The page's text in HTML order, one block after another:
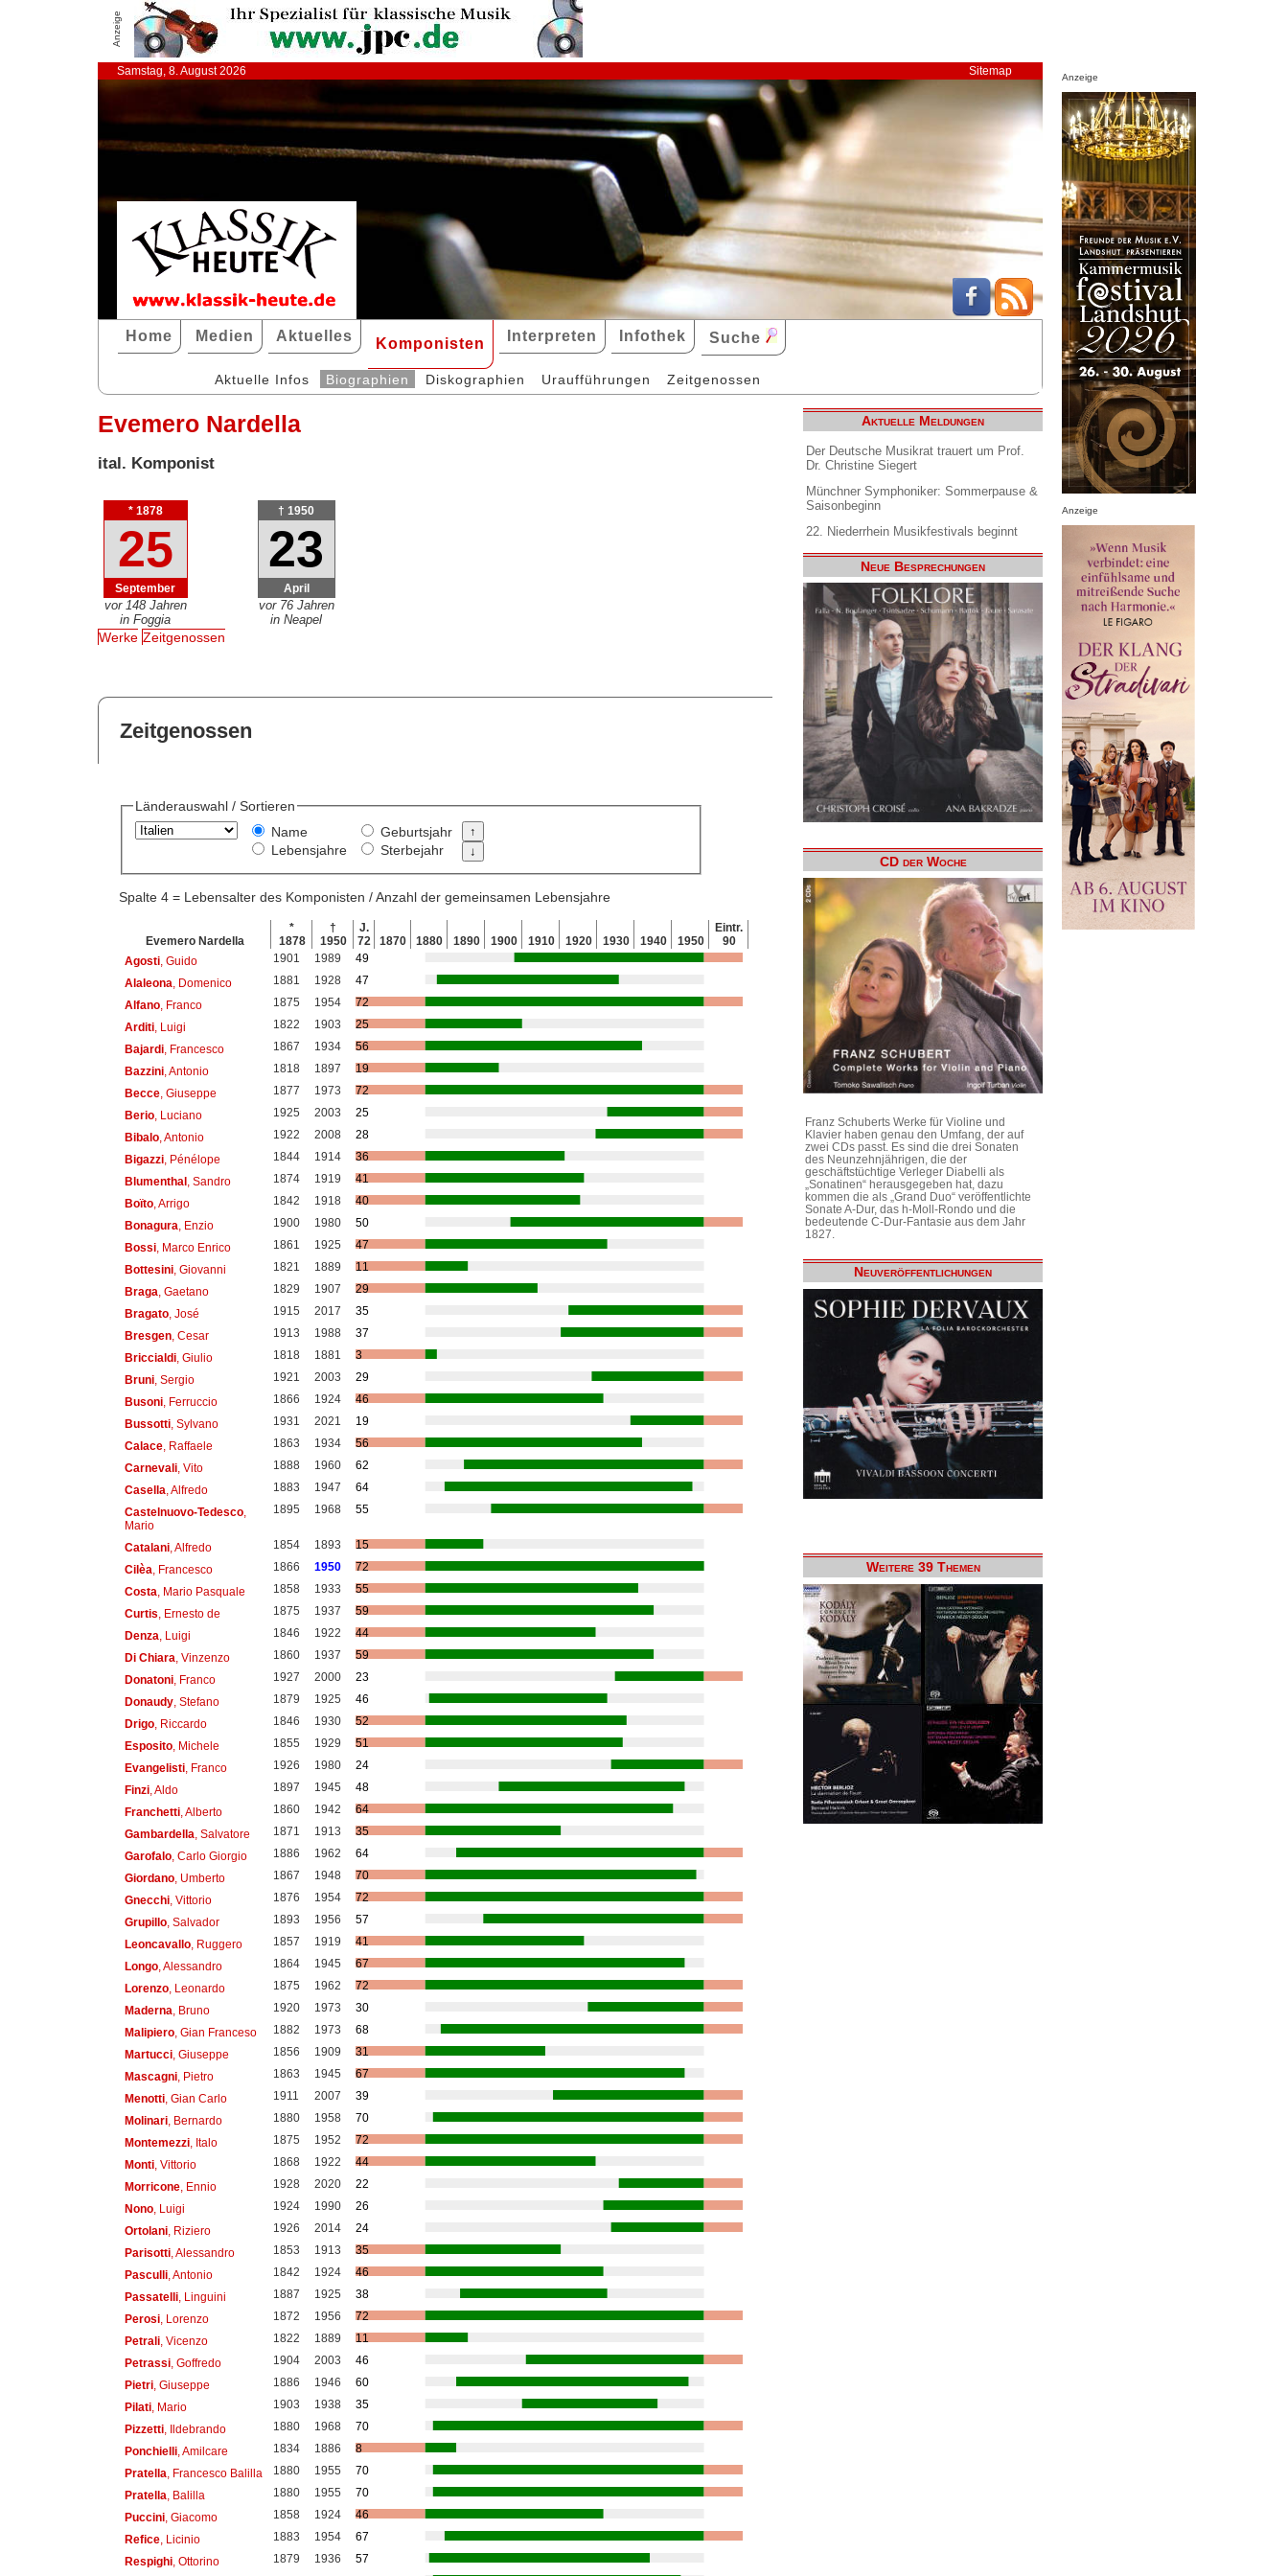
Anzeige
Samstag, 8. August 2026 Sitemap
Home Medien Aktuelles Komponisten Interpreten Infothek Suche
Aktuelle Infos Biographien Diskographien Uraufführungen Zeitgenossen
Evemero Nardella
ital. Komponist
* 1878
25
September
vor 148 Jahren
in Foggia
† 1950
23
April
vor 76 Jahren
in Neapel
Werke Zeitgenossen
Zeitgenossen
Länderauswahl / Sortieren
Name
Lebensjahre
Geburtsjahr
Sterbejahr
Spalte 4 = Lebensalter des Komponisten / Anzahl der gemeinsamen Lebensjahre
Evemero Nardella
*
1878
†
1950
J.
72
1870 1880 1890 1900 1910 1920 1930 1940 1950
Eintr.
90
Agosti, Guido 1901 1989
49
Alaleona , Domenico 1881 1928
47
Alfano, Franco 1875 1954
72
Arditi, Luigi 1822 1903
25
Bajardi, Francesco 1867 1934
56
Bazzini, Antonio 1818 1897
19
Becce, Giuseppe 1877 1973
72
Berio, Luciano 1925 2003
25
Bibalo, Antonio 1922 2008
28
Bigazzi, Pénélope 1844 1914
36
Blumenthal, Sandro 1874 1919
41
Boïto, Arrigo 1842 1918
40
Bonagura , Enzio 1900 1980
50
Bossi, Marco Enrico 1861 1925
47
Bottesini, Giovanni 1821 1889
11
Braga , Gaetano 1829 1907
29
Bragato, José 1915 2017
35
Bresgen, Cesar 1913 1988
37
Briccialdi, Giulio 1818 1881
3
Bruni, Sergio 1921 2003
29
Busoni, Ferruccio 1866 1924
46
Bussotti, Sylvano 1931 2021
19
Calace, Raffaele 1863 1934
56
Carnevali, Vito 1888 1960
62
Casella , Alfredo 1883 1947
64
Castelnuovo-Tedesco,
Mario
1895 1968 55
Catalani, Alfredo 1854 1893
15
Cilèa , Francesco 1866 1950
72
Costa , Mario Pasquale 1858 1933
55
Curtis , Ernesto de 1875 1937
59
Denza , Luigi 1846 1922
44
Di Chiara , Vinzenzo 1860 1937
59
Donatoni, Franco 1927 2000
23
Donaudy, Stefano 1879 1925
46
Drigo, Riccardo 1846 1930
52
Esposito, Michele 1855 1929
51
Evangelisti, Franco 1926 1980
24
Finzi, Aldo 1897 1945
48
Franchetti, Alberto 1860 1942
64
Gambardella , Salvatore 1871 1913
35
Garofalo, Carlo Giorgio 1886 1962
64
Giordano, Umberto 1867 1948
70
Gnecchi, Vittorio 1876 1954
72
Grupillo, Salvador 1893 1956
57
Leoncavallo, Ruggero 1857 1919
41
Longo, Alessandro 1864 1945
67
Lorenzo, Leonardo 1875 1962
72
Maderna , Bruno 1920 1973
30
Malipiero, Gian Franceso 1882 1973
68
Martucci, Giuseppe 1856 1909
31
Mascagni, Pietro 1863 1945
67
Menotti, Gian Carlo 1911 2007
39
Molinari, Bernardo 1880 1958
70
Montemezzi, Italo 1875 1952
72
Monti, Vittorio 1868 1922
44
Morricone, Ennio 1928 2020
22
Nono, Luigi 1924 1990
26
Ortolani, Riziero 1926 2014
24
Parisotti, Alessandro 1853 1913
35
Pasculli, Antonio 1842 1924
46
Passatelli, Linguini 1887 1925
38
Perosi, Lorenzo 1872 1956
72
Petrali, Vicenzo 1822 1889
11
Petrassi, Goffredo 1904 2003
46
Pietri, Giuseppe 1886 1946
60
Pilati, Mario 1903 1938
35
Pizzetti, Ildebrando 1880 1968
70
Ponchielli, Amilcare 1834 1886
8
Pratella , Francesco Balilla 1880 1955
70
Pratella , Balilla 1880 1955
70
Puccini, Giacomo 1858 1924
46
Refice, Licinio 1883 1954
67
Respighi, Ottorino 1879 1936
57
Aktuelle Meldungen
Der Deutsche Musikrat trauert um Prof.
Dr. Christine Siegert
Münchner Symphoniker: Sommerpause &
Saisonbeginn
22. Niederrhein Musikfestivals beginnt
Neue Besprechungen
CD der Woche
Franz Schuberts Werke für Violine und
Klavier haben genau den Umfang, der auf
zwei CDs passt. Es sind die drei Sonaten
des Neunzehnjährigen, die der
geschäftstüchtige Verleger Diabelli als
„Sonatinen“ herausgegeben hat, dazu
kommen die als „Grand Duo“ veröffentlichte
Sonate A-Dur, das h-Moll-Rondo und die
bedeutende C-Dur-Fantasie aus dem Jahr
1827.
Neuveröffentlichungen
Weitere 39 Themen
Anzeige
Anzeige